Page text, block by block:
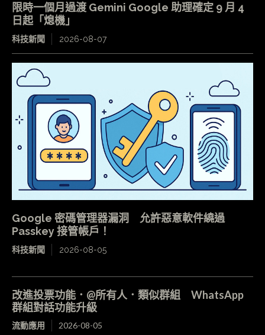
限時一個月過渡 Gemini Google 助理確定 9 月 4
日起「熄機」
科技新聞 2026-08-07
Google 密碼管理器漏洞 允許惡意軟件繞過
Passkey 接管帳戶！
科技新聞 2026-08-05
改進投票功能．@所有人．類似群組 WhatsApp
群組對話功能升級
流動應用 2026-08-05